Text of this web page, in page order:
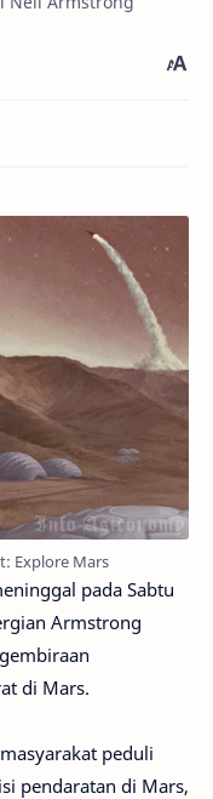
Explore Mars
pada Sabtu
Armstrong
di Mars.
peduli
pendaratan di Mars,